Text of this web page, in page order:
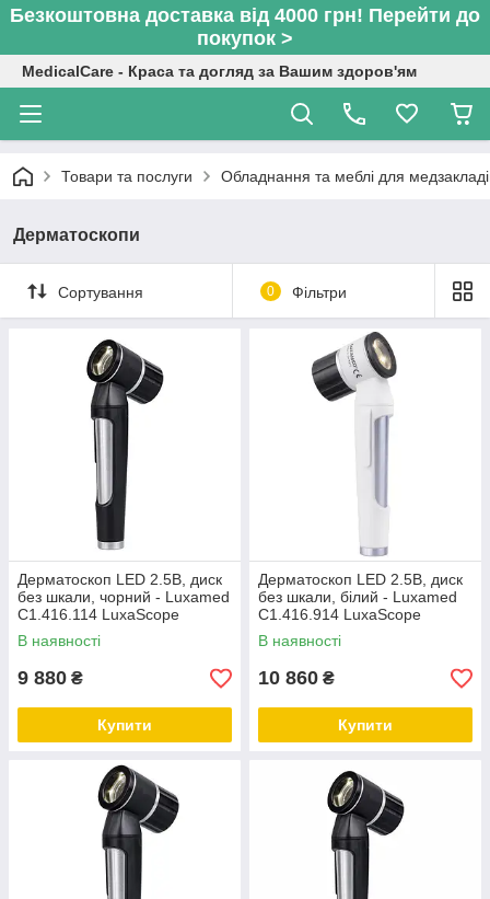
Безкоштовна доставка від 4000 грн! Перейти до
покупок >
MedicalCare - Краса та догляд за Вашим здоров'ям
Товари та послуги Обладнання та меблі для
Дерматоскопи
Сортування 0 Фільтри
Дерматоскоп LED 2.5В, диск
без шкали, чорний - Luxamed
C1.416.114 LuxaScope
В наявності
9 880 ₴
Купити
Дерматоскоп LED 2.5В, диск
без шкали, білий - Luxamed
C1.416.914 LuxaScope
В наявності
10 860 ₴
Купити